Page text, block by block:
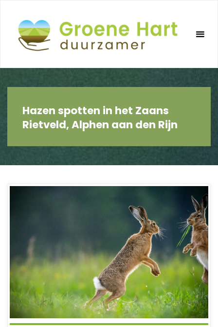
inhoud
Hazen spotten in het Zaans
Rietveld, Alphen aan den Rijn